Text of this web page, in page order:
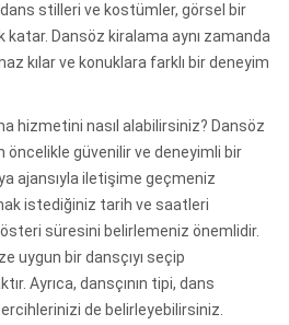
stilleri ve kostümler, görsel bir
Dansöz kiralama aynı zamanda
kılar ve konuklara farklı bir deneyim
hizmetini nasıl alabilirsiniz? Dansöz
güvenilir ve deneyimli bir
ajansıyla iletişime geçmeniz
istediğiniz tarih ve saatleri
süresini belirlemeniz önemlidir.
uygun bir dansçıyı seçip
Ayrıca, dansçının tipi, dans
de belirleyebilirsiniz.